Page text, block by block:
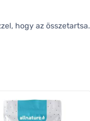
hogy az összetartsa.